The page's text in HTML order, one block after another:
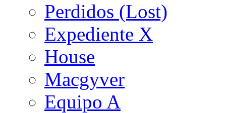
Perdidos (Lost)
Expediente X
House
Macgyver
Equipo A